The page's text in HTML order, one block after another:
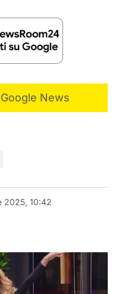
News
2025, 10:42